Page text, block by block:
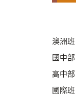
澳洲班
國中部
高中部
國際班